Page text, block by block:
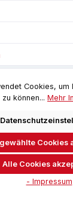
Mehrwertsteuer
wenn
- Alle
ThemeWare®
Cookies, um
können... Mehr
Cookies
Alle Cookies
- Impressum